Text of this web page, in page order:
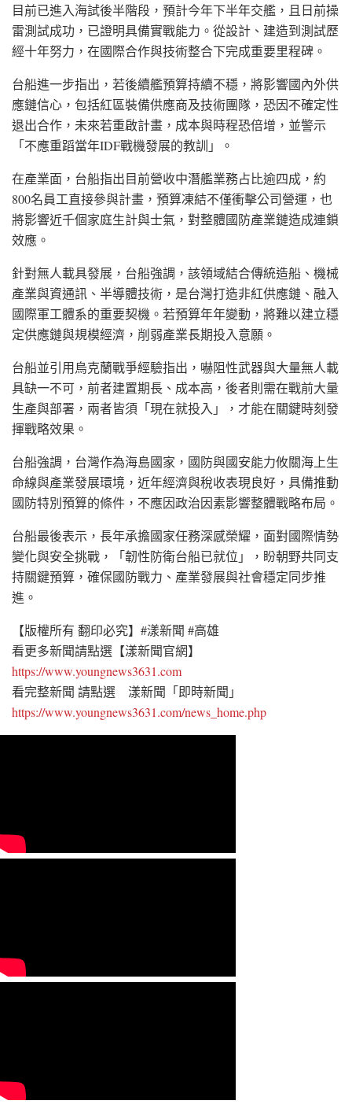
目前已進入海試後半階段，預計今年下半年交艦，且日前操
雷測試成功，已證明具備實戰能力。從設計、建造到測試歷
經十年努力，在國際合作與技術整合下完成重要里程碑。
台船進一步指出，若後續艦預算持續不穩，將影響國內外供
應鏈信心，包括紅區裝備供應商及技術團隊，恐因不確定性
退出合作，未來若重啟計畫，成本與時程恐倍增，並警示
「不應重蹈當年IDF戰機發展的教訓」。
在產業面，台船指出目前營收中潛艦業務占比逾四成，約
800名員工直接參與計畫，預算凍結不僅衝擊公司營運，也
將影響近千個家庭生計與士氣，對整體國防產業鏈造成連鎖
效應。
針對無人載具發展，台船強調，該領域結合傳統造船、機械
產業與資通訊、半導體技術，是台灣打造非紅供應鏈、融入
國際軍工體系的重要契機。若預算年年變動，將難以建立穩
定供應鏈與規模經濟，削弱產業長期投入意願。
台船並引用烏克蘭戰爭經驗指出，嚇阻性武器與大量無人載
具缺一不可，前者建置期長、成本高，後者則需在戰前大量
生產與部署，兩者皆須「現在就投入」，才能在關鍵時刻發
揮戰略效果。
台船強調，台灣作為海島國家，國防與國安能力攸關海上生
命線與產業發展環境，近年經濟與稅收表現良好，具備推動
國防特別預算的條件，不應因政治因素影響整體戰略布局。
台船最後表示，長年承擔國家任務深感榮耀，面對國際情勢
變化與安全挑戰，「韌性防衛台船已就位」，盼朝野共同支
持關鍵預算，確保國防戰力、產業發展與社會穩定同步推
進。
【版權所有 翻印必究】#漾新聞 #高雄
看更多新聞請點選【漾新聞官網】
https://www.youngnews3631.com
看完整新聞 請點選 漾新聞「即時新聞」
https://www.youngnews3631.com/news_home.php